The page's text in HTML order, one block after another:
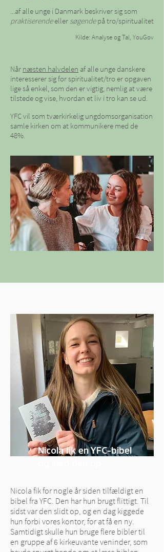
...af alle unge i Danmark beskriver sig som
praktiserendeeller søgendepå tro/spiritualitet
Kilde: Analyse og Tal, YouGov
Når næsten halvdelen af alle unge danskere
interesserer sig for spiritualitet/tro er opgaven
lige så enkel, som den er vigtig, nemlig at være
tilstede og vise, hvordan et liv i tro kan se ud.
YFC vil som tværkirkelig ungdomsorganisation
samle kirken om at kommunikere med de
48%.
Nicola fik en YFC-bibel
Nicola fik for nogle år siden tilfældigt en
bibel fra YFC. Den har hun brugtflittigt. Til
sidst var den slidt op, og en dag kiggede
hun forbi vores kontor, for at få en ny.
Samtidigt skulle hun bruge flere bibler til
en gruppe af 6 kirkeuvante veninder, som